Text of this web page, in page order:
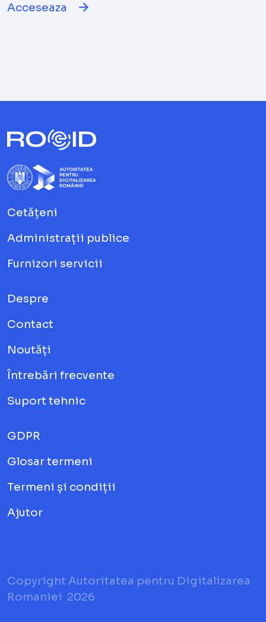
Acceseaza
Cetățeni
Administrații publice
Furnizori servicii
Despre
Contact
Noutăți
Întrebări frecvente
Suport tehnic
GDPR
Glosar termeni
Termeni și condiții
Ajutor
Copyright Autoritatea pentru Digitalizarea
Romaniei 2026